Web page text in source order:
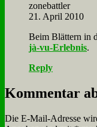
zone­batt­ler
21. April 2010
Beim Blät­tern in
jà-vu-Er­leb­nis.
Reply
Kommentar
Die E-Mail-Adresse